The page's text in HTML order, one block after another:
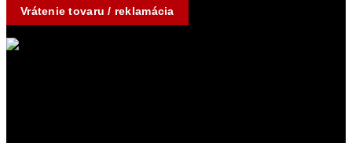
Vrátenie tovaru / reklamácia